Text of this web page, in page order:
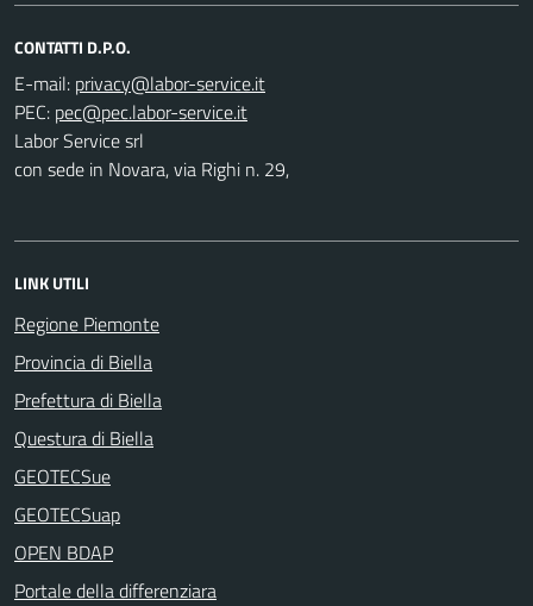
CONTATTI D.P.O.
E-mail:
PEC:
Labor Service srl
con sede in Novara, via Righi n. 29,
LINK UTILI
Regione Piemonte
Provincia di Biella
Prefettura di Biella
Questura di Biella
GEOTECSue
GEOTECSuap
OPEN BDAP
Portale della differenziara